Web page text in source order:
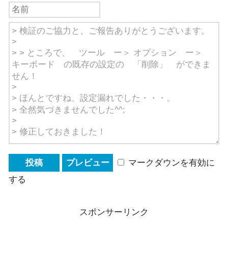
マークダウンを有効に
する
スポンサーリンク